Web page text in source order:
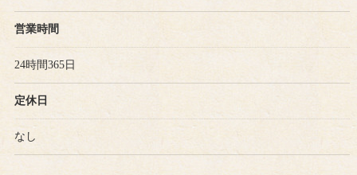
営業時間
24時間365日
定休日
なし